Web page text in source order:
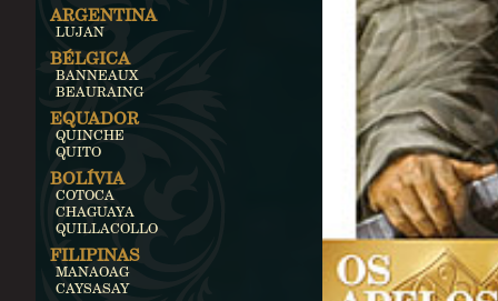
ARGENTINA
LUJAN
BÉLGICA
BANNEAUX
BEAURAING
EQUADOR
QUINCHE
QUITO
BOLÍVIA
COTOCA
CHAGUAYA
QUILLACOLLO
FILIPINAS
MANAOAG
CAYSASAY